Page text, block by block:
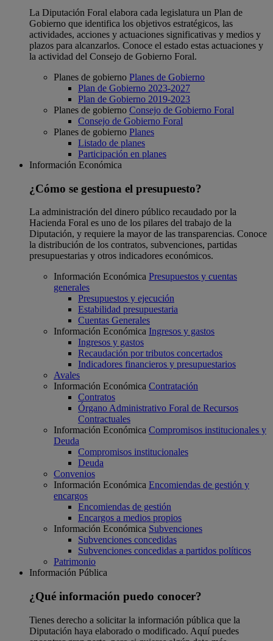
La Diputación Foral elabora cada legislatura un Plan de
Gobierno que identifica los objetivos estratégicos, las
actividades, acciones y actuaciones significativas y medios y
plazos para alcanzarlos. Conoce el estado estas actuaciones y
la actividad del Consejo de Gobierno Foral.
Planes de gobierno Planes de Gobierno
Plan de Gobierno 2023-2027
Plan de Gobierno 2019-2023
Planes de gobierno Consejo de Gobierno Foral
Consejo de Gobierno Foral
Planes de gobierno Planes
Listado de planes
Participación en planes
Información Económica
¿Cómo se gestiona el presupuesto?
La administración del dinero público recaudado por la
Hacienda Foral es uno de los pilares del trabajo de la
Diputación, y requiere la mayor de las transparencias. Conoce
la distribución de los contratos, subvenciones, partidas
presupuestarias y otros indicadores económicos.
Información Económica Presupuestos y cuentas
generales
Presupuestos y ejecución
Estabilidad presupuestaria
Cuentas Generales
Información Económica Ingresos y gastos
Ingresos y gastos
Recaudación por tributos concertados
Indicadores financieros y presupuestarios
Avales
Información Económica Contratación
Contratos
Órgano Administrativo Foral de Recursos
Contractuales
Información Económica Compromisos institucionales y
Deuda
Compromisos institucionales
Deuda
Convenios
Información Económica Encomiendas de gestión y
encargos
Encomiendas de gestión
Encargos a medios propios
Información Económica Subvenciones
Subvenciones concedidas
Subvenciones concedidas a partidos políticos
Patrimonio
Información Pública
¿Qué información puedo conocer?
Tienes derecho a solicitar la información pública que la
Diputación haya elaborado o modificado. Aquí puedes